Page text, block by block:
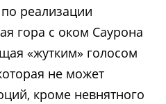
реализации
гора с оком Саурона
«жутким» голосом
не может
кроме невнятного